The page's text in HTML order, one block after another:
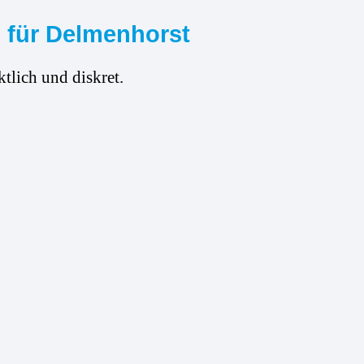
für Delmenhorst
und diskret.